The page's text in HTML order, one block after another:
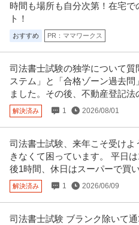
社会福祉士 資格必須／医療ソー
SW／病院
医療法人社団真清の会/南多摩クリニック
正社員 交通費支給 昇給あり
＜土曜日・日曜日・祝日休み＞整形外
問診療相談員のお仕事です＠町田…続き
新着 正社員 昇給あり ミドル活躍中
年収400万円〜600万円
じ、当該求人をビズリーチ上で…続きを
時間も場所も自分次第！在宅
ト！
おすすめ PR：ママワークス
司法書士試験の独学について
ステム」と「合格ゾーン過去問
ました。その後、不動産登記法
解決済み 1 2026/08/01
司法書士試験、来年こそ受け
きなくて困っています。 平日
後1時間、休日はスーパーで買
外は1日中勉強時間があります。
解決済み 1 2026/06/09
司法書士試験 ブランク除いて